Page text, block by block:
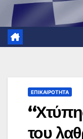
ΕΠΙΚΑΙΡΌΤΗΤΑ
του